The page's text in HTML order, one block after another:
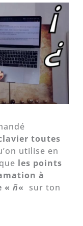
toutes
utilise en
les points
à
«ñ« sur ton